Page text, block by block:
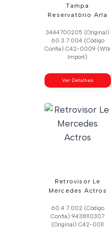
Tampa
Reservatório Arla
3444700205 (Original)
60.3.7.004 (Código
Confia) C42-0009 (Wtk
Import)
Ver Detalhes
Retrovisor Le
Mercedes Actros
60.4.7.002 (Código
Confia) 9438110307
(Original) C42-0011